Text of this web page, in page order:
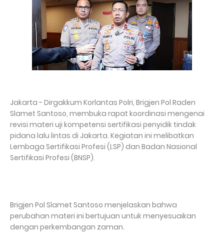
Jakarta - Dirgakkum Korlantas Polri, Brigjen Pol Raden
Slamet Santoso, membuka rapat koordinasi mengenai
revisi materi uji kompetensi sertifikasi penyidik tindak
pidana lalu lintas di Jakarta. Kegiatan ini melibatkan
Lembaga Sertifikasi Profesi (LSP) dan Badan Nasional
Sertifikasi Profesi (BNSP).
Brigjen Pol Slamet Santoso menjelaskan bahwa
perubahan materi ini bertujuan untuk menyesuaikan
dengan perkembangan zaman.